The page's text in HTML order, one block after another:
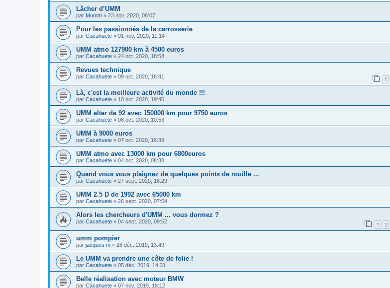
Lâcher d’UMM
par Mumm » 23 nov. 2020, 08:07
Pour les passionnés de la carrosserie
par Cacahuete » 01 nov. 2020, 11:14
UMM atmo 127900 km à 4500 euros
par Cacahuete » 24 oct. 2020, 18:58
Revues technique
par Cacahuete » 09 oct. 2020, 16:41 1
Là, c'est la meilleure activité du monde !!!
par Cacahuete » 10 oct. 2020, 19:45
UMM alter de 92 avec 150000 km pour 9750 euros
par Cacahuete » 08 oct. 2020, 10:53
UMM à 9000 euros
par Cacahuete » 07 oct. 2020, 16:39
UMM atmo avec 13000 km pour 6800euros
par Cacahuete » 04 oct. 2020, 08:38
Quand vous vous plaignez de quelques points de rouille ...
par Cacahuete » 27 sept. 2020, 16:29
UMM 2.5 D de 1992 avec 65000 km
par Cacahuete » 26 sept. 2020, 07:54
Alors les chercheurs d'UMM ... vous dormez ?
par Cacahuete » 04 sept. 2020, 09:52 1 2
umm pompier
par jacques m » 28 déc. 2019, 13:49
Le UMM va prendre une côte de folie !
par Cacahuete » 05 déc. 2019, 14:31
Belle réalisation avec moteur BMW
par Cacahuete » 07 nov. 2019, 18:12